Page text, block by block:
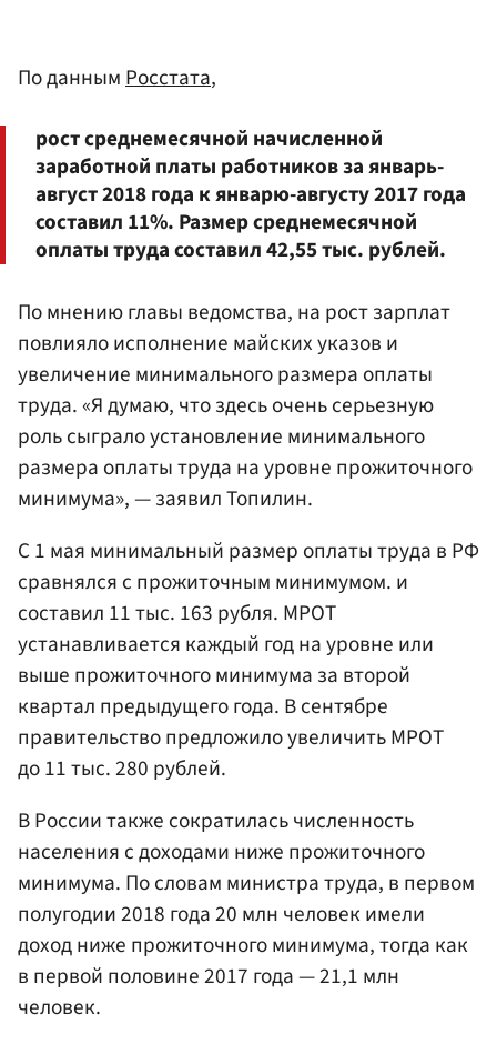
По даннымРосстата,
рост среднемесячной начисленной
заработной платы работников за январь-
август 2018 года к январю-августу 2017 года
составил 11%. Размер среднемесячной
оплаты труда составил 42,55 тыс. рублей.
По мнению главы ведомства, на рост зарплат
повлияло исполнение майских указов и
увеличение минимального размера оплаты
труда. «Я думаю, что здесь очень серьезную
роль сыграло установление минимального
размера оплаты труда на уровне прожиточного
минимума», — заявил Топилин.
С 1 мая минимальный размер оплаты труда в РФ
сравнялся с прожиточным минимумом. и
составил 11 тыс. 163 рубля. МРОТ
устанавливается каждый год на уровне или
выше прожиточного минимума за второй
квартал предыдущего года. В сентябре
правительство предложило увеличить МРОТ
до 11 тыс. 280 рублей.
В России также сократилась численность
населения с доходами ниже прожиточного
минимума. По словам министра труда, в первом
полугодии 2018 года 20 млн человек имели
доход ниже прожиточного минимума, тогда как
в первой половине 2017 года — 21,1 млн
человек.